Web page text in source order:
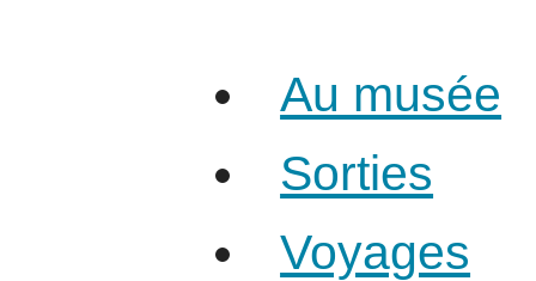
Au musée
Sorties
Voyages